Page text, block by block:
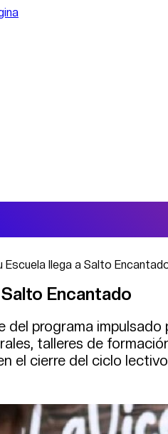
Escuela llega a Salto
Encantado
del programa
talleres de
el cierre del ciclo